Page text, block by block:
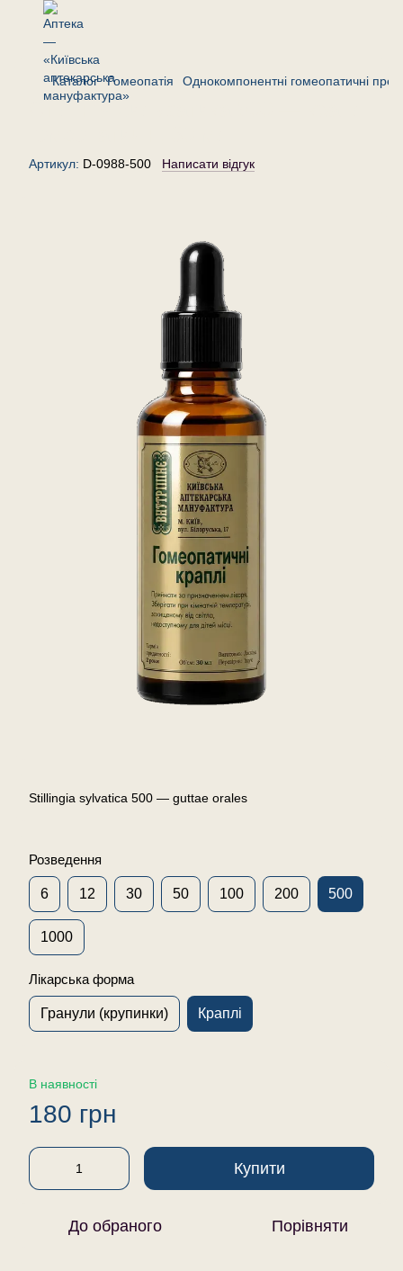
Каталог Гомеопатія Однокомпонентні гомеопатичні
Стілінгія сильватика 500 — краплі
Артикул: D-0988-500 Написати відгук
Stillingia sylvatica 500 — guttae orales
Розведення
6 12 30 50 100 200 500
1000
Лікарська форма
Гранули (крупинки) Краплі
В наявності
180 грн
Купити
До обраного Порівняти